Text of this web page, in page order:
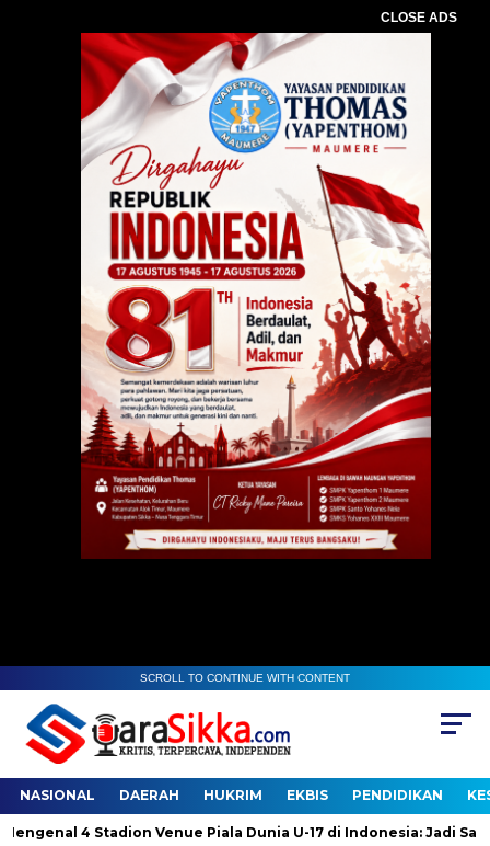
CLOSE ADS
SCROLL TO CONTINUE WITH CONTENT
NASIONAL DAERAH HUKRIM EKBIS PENDIDIKAN
4 Stadion Venue Piala Dunia U-17 di Indonesia: Jadi Saksi